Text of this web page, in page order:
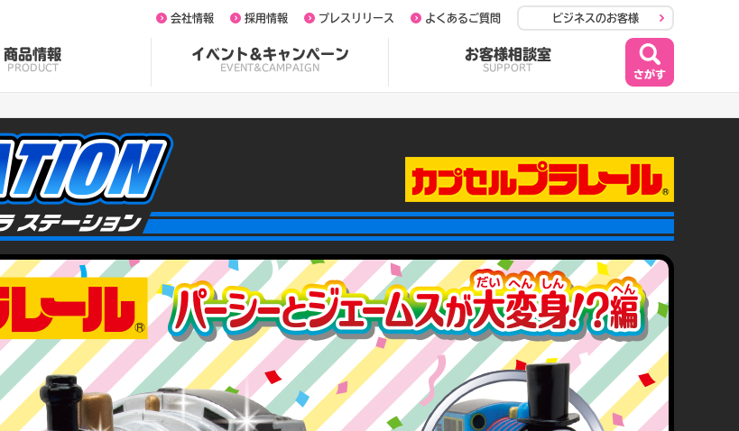
商品情報
PRODUCT
イベント&キャンペーン
EVENT&CAMPAIGN
お客様相談室
SUPPORT
会社情報 採用情報 プレスリリース よくあるご質問 ビジネスのお客様